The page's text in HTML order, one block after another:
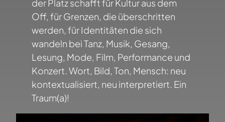
der Platz schafft für Kultur aus dem
Off, für Grenzen, die überschritten
werden, für Identitäten die sich
wandeln bei Tanz, Musik, Gesang,
Lesung, Mode, Film, Performance und
Konzert. Wort, Bild, Ton, Mensch: neu
kontextualisiert, neu interpretiert. Ein
Traum(a)!